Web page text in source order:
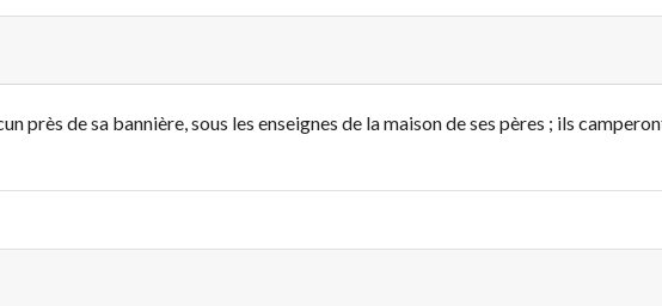
près de sa bannière, sous les enseignes de la maison de ses pères ; ils